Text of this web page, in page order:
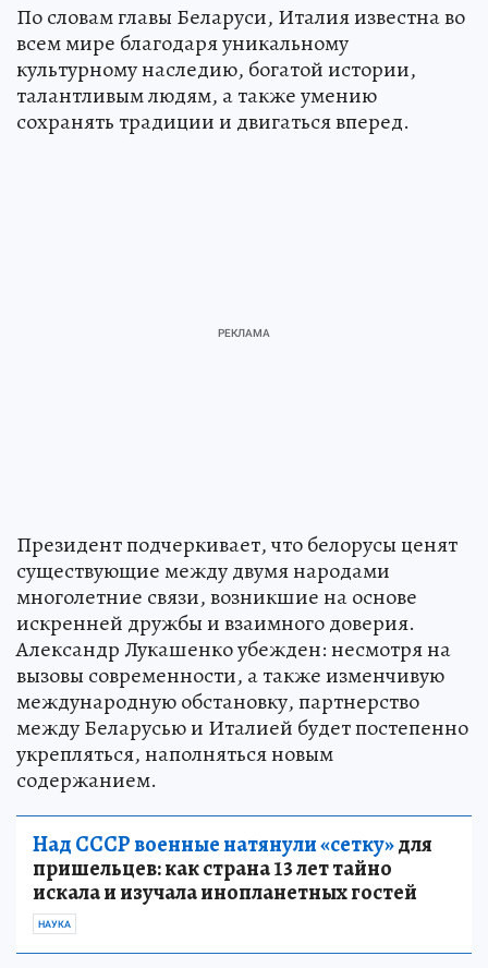
По словам главы Беларуси, Италия известна во
всем мире благодаря уникальному
культурному наследию, богатой истории,
талантливым людям, а также умению
сохранять традиции и двигаться вперед.
Президент подчеркивает, что белорусы ценят
существующие между двумя народами
многолетние связи, возникшие на основе
искренней дружбы и взаимного доверия.
Александр Лукашенко убежден: несмотря на
вызовы современности, а также изменчивую
международную обстановку, партнерство
между Беларусью и Италией будет постепенно
укрепляться, наполняться новым
содержанием.
Над СССР военные натянули «сетку»для
пришельцев: как страна 13 лет тайно
искала и изучала инопланетных гостей
НАУКА